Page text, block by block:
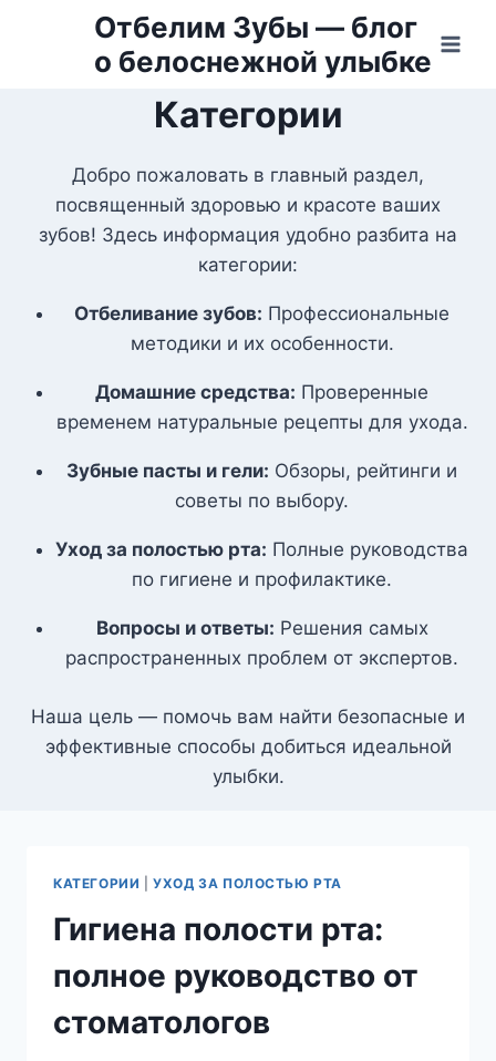
содержимому
Отбелим Зубы — блог
о белоснежной улыбке
Категории
Добро пожаловать в главный раздел,
посвященный здоровью и красоте ваших
зубов! Здесь информация удобно разбита на
категории:
Отбеливание зубов: Профессиональные
методики и их особенности.
Домашние средства: Проверенные
временем натуральные рецепты для ухода.
Зубные пасты и гели: Обзоры, рейтинги и
советы по выбору.
Уход за полостью рта: Полные руководства
по гигиене и профилактике.
Вопросы и ответы: Решения самых
распространенных проблем от экспертов.
Наша цель — помочь вам найти безопасные и
эффективные способы добиться идеальной
улыбки.
КАТЕГОРИИ |УХОД ЗА ПОЛОСТЬЮ РТА
Гигиена полости рта:
полное руководство от
стоматологов